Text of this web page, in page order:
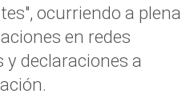
ocurriendo a plena
en redes
y declaraciones a